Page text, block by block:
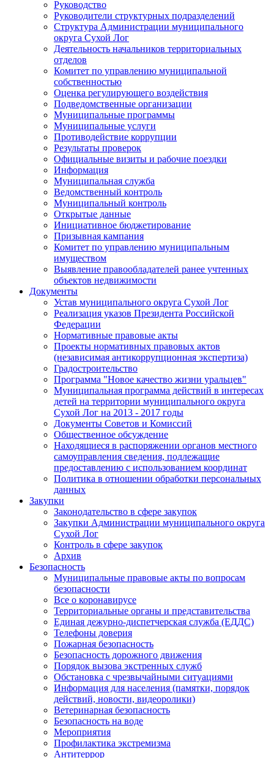
Руководство
Руководители структурных подразделений
Структура Администрации муниципального
округа Сухой Лог
Деятельность начальников территориальных
отделов
Комитет по управлению муниципальной
собственностью
Оценка регулирующего воздействия
Подведомственные организации
Муниципальные программы
Муниципальные услуги
Противодействие коррупции
Результаты проверок
Официальные визиты и рабочие поездки
Информация
Муниципальная служба
Ведомственный контроль
Муниципальный контроль
Открытые данные
Инициативное бюджетирование
Призывная кампания
Комитет по управлению муниципальным
имуществом
Выявление правообладателей ранее учтенных
объектов недвижимости
Документы
Устав муниципального округа Сухой Лог
Реализация указов Президента Российской
Федерации
Нормативные правовые акты
Проекты нормативных правовых актов
(независимая антикоррупционная экспертиза)
Градостроительство
Программа "Новое качество жизни уральцев"
Муниципальная программа действий в интересах
детей на территории муниципального округа
Сухой Лог на 2013 - 2017 годы
Документы Советов и Комиссий
Общественное обсуждение
Находящиеся в распоряжении органов местного
самоуправления сведения, подлежащие
предоставлению с использованием координат
Политика в отношении обработки персональных
данных
Закупки
Законодательство в сфере закупок
Закупки Администрации муниципального округа
Сухой Лог
Контроль в сфере закупок
Архив
Безопасность
Муниципальные правовые акты по вопросам
безопасности
Все о коронавирусе
Территориальные органы и представительства
Единая дежурно-диспетчерская служба (ЕДДС)
Телефоны доверия
Пожарная безопасность
Безопасность дорожного движения
Порядок вызова экстренных служб
Обстановка с чрезвычайными ситуациями
Информация для населения (памятки, порядок
действий, новости, видеоролики)
Ветеринарная безопасность
Безопасность на воде
Мероприятия
Профилактика экстремизма
Антитеррор